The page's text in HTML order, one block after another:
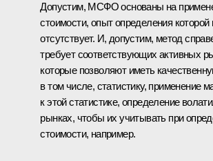
Допустим, МСФО основаны на
стоимости, опыт определения которой
отсутствует. И, допустим, метод
требует соответствующих активных
которые позволяют иметь
в том числе, статистику, применение
к этой статистике, определение
рынках, чтобы их учитывать при
стоимости, например.